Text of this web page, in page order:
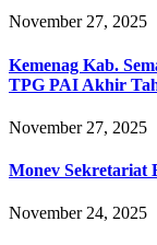
November 27, 2025
Kemenag Kab.
TPG PAI Akhir
November 27, 2025
Monev Sekretariat
November 24, 2025